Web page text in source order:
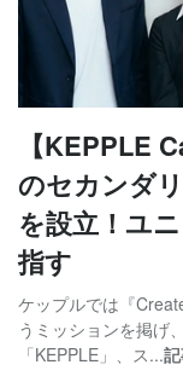
【KEPPLE
のセカンダ
を設立！ユ
指す
ケップルでは『
うミッションを掲げ
「KEPPLE」、ス...